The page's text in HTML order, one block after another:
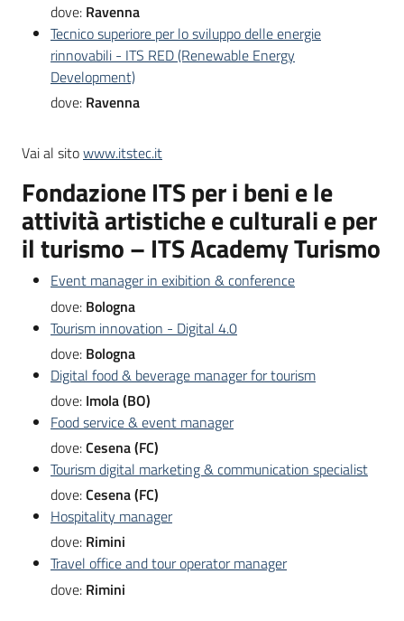
dove: Ravenna
Tecnico superiore per lo sviluppo delle energie
rinnovabili - ITS RED (Renewable Energy
Development)
dove: Ravenna
Vai al sitowww.itstec.it
Fondazione ITS per i beni e le
attività artistiche e culturali e per
il turismo – ITS Academy Turismo
Event manager in exibition & conference
dove: Bologna
Tourism innovation - Digital 4.0
dove: Bologna
Digital food & beverage manager for tourism
dove: Imola (BO)
Food service & event manager
dove:Cesena (FC)
Tourism digital marketing & communication specialist
dove:Cesena (FC)
Hospitality manager
dove: Rimini
Travel office and tour operator manager
dove: Rimini